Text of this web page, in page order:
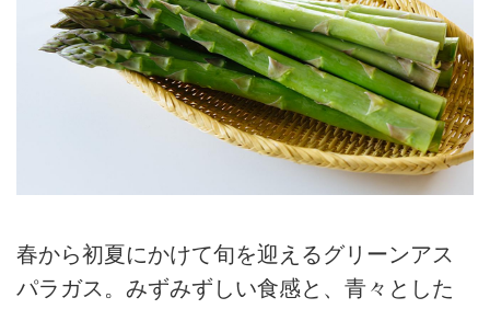
春から初夏にかけて旬を迎えるグリーンアス
パラガス。みずみずしい食感と、青々とした